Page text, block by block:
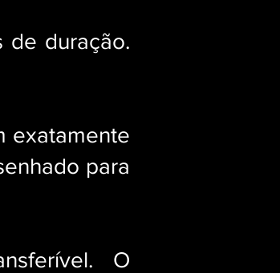
de duração.
exatamente
para
O